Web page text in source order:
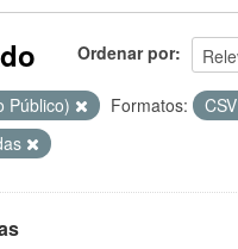
Ordenar por
Público) Formatos: CSV